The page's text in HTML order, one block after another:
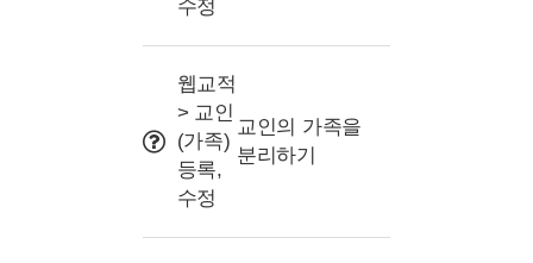
수정
웹교적
> 교인
(가족)
등록,
수정
교인의 가족을
분리하기